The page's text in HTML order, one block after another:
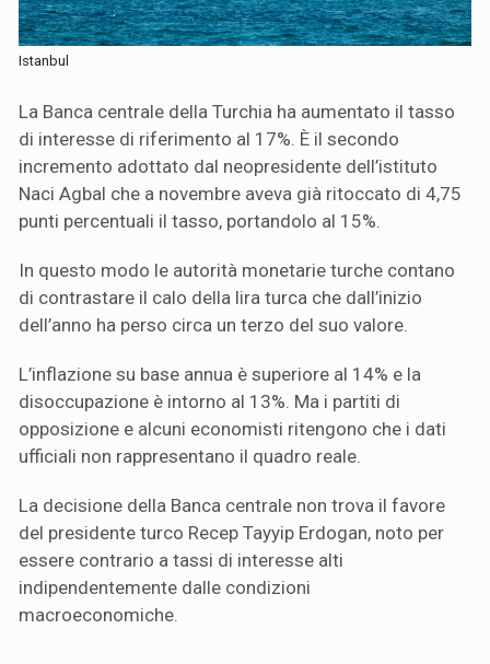
Istanbul
La Banca centrale della Turchia ha aumentato il tasso
di interesse di riferimento al 17%. È il secondo
incremento adottato dal neopresidente dell’istituto
Naci Agbal che a novembre aveva già ritoccato di 4,75
punti percentuali il tasso, portandolo al 15%.
In questo modo le autorità monetarie turche contano
di contrastare il calo della lira turca che dall’inizio
dell’anno ha perso circa un terzo del suo valore.
L’inflazione su base annua è superiore al 14% e la
disoccupazione è intorno al 13%. Ma i partiti di
opposizione e alcuni economisti ritengono che i dati
ufficiali non rappresentano il quadro reale.
La decisione della Banca centrale non trova il favore
del presidente turco Recep Tayyip Erdogan, noto per
essere contrario a tassi di interesse alti
indipendentemente dalle condizioni
macroeconomiche.